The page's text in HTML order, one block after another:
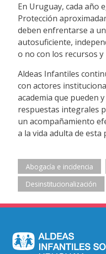
En Uruguay, cada año
Protección
deben enfrentarse a
autosuficiente,
o no con los recursos
Aldeas Infantiles
con actores
academia que pueden
respuestas integrales
un acompañamiento
a la vida adulta de esta
Abogacía e incidencia
Desinstitucionalización